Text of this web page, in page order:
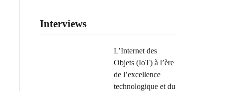
Interviews
L’Internet des
Objets (IoT) à l’ère
de l’excellence
technologique et du